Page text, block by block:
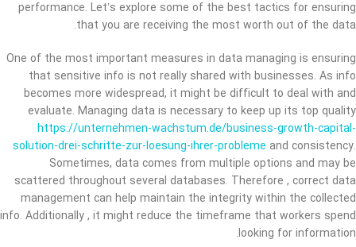
performance. Let’s explore some of the best tactics for ensuring
that you are receiving the most worth out of the data.
One of the most important measures in data managing is ensuring
that sensitive info is not really shared with businesses. As info
becomes more widespread, it might be difficult to deal with and
evaluate. Managing data is necessary to keep up its top quality
https://unternehmen-wachstum.de/business-growth-capital-
solution-drei-schritte-zur-loesung-ihrer-probleme and consistency.
Sometimes, data comes from multiple options and may be
scattered throughout several databases. Therefore , correct data
management can help maintain the integrity within the collected
info. Additionally , it might reduce the timeframe that workers spend
looking for information.